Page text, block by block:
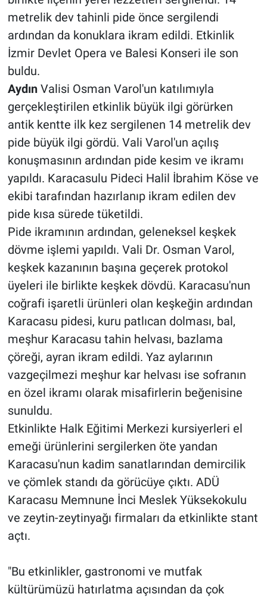
metrelik dev tahinli pide önce sergilendi
ardından da konuklara ikram edildi. Etkinlik
İzmir Devlet Opera ve Balesi Konseri ile son
buldu.
AydınValisi Osman Varol'un katılımıyla
gerçekleştirilen etkinlik büyük ilgi görürken
antik kentte ilk kez sergilenen 14 metrelik dev
pide büyük ilgi gördü. Vali Varol'un açılış
konuşmasının ardından pide kesim ve ikramı
yapıldı. Karacasulu Pideci Halil İbrahim Köse ve
ekibi tarafından hazırlanıp ikram edilen dev
pide kısa sürede tüketildi.
Pide ikramının ardından, geleneksel keşkek
dövme işlemi yapıldı. Vali Dr. Osman Varol,
keşkek kazanının başına geçerek protokol
üyeleri ile birlikte keşkek dövdü. Karacasu'nun
coğrafi işaretli ürünleri olan keşkeğin ardından
Karacasu pidesi, kuru patlıcan dolması, bal,
meşhur Karacasu tahin helvası, bazlama
çöreği, ayran ikram edildi. Yaz aylarının
vazgeçilmezi meşhur kar helvası ise sofranın
en özel ikramı olarak misafirlerin beğenisine
sunuldu.
Etkinlikte Halk Eğitimi Merkezi kursiyerleri el
emeği ürünlerini sergilerken öte yandan
Karacasu'nun kadim sanatlarından demircilik
ve çömlek standı da görücüye çıktı. ADÜ
Karacasu Memnune İnci Meslek Yüksekokulu
ve zeytin-zeytinyağı firmaları da etkinlikte stant
açtı.
"Bu etkinlikler, gastronomi ve mutfak
kültürümüzü hatırlatma açısından da çok